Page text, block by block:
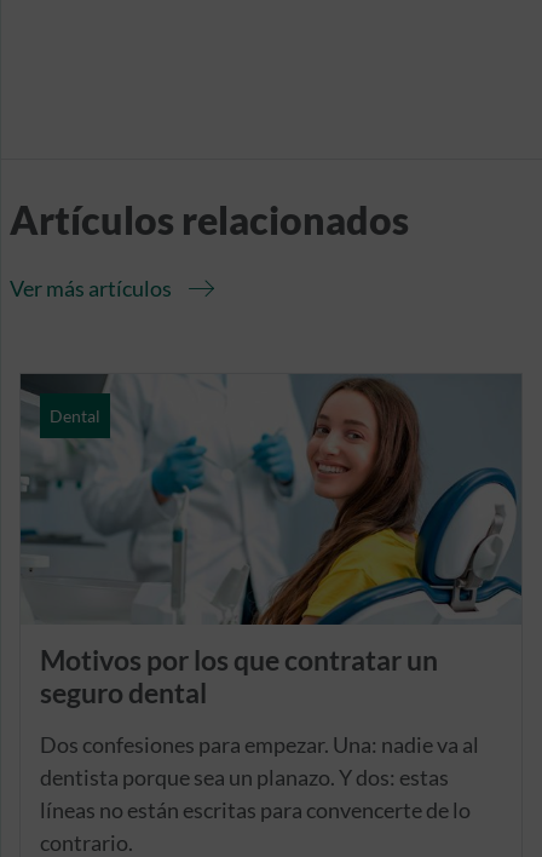
Artículos relacionados
Ver más artículos
Dental
Motivos por los que contratar un
seguro dental
Dos confesiones para empezar. Una: nadie va al
dentista porque sea un planazo. Y dos: estas
líneas no están escritas para convencerte de lo
contrario.